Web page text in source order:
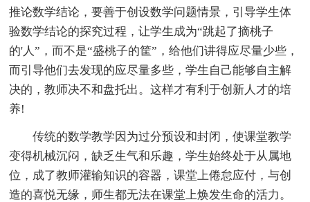
推论数学结论，要善于创设数学问题情景，引导学生体
验数学结论的探究过程，让学生成为“跳起了摘桃子
的'人”，而不是“盛桃子的筐”，给他们讲得应尽量少些，
而引导他们去发现的应尽量多些，学生自己能够自主解
决的，教师决不和盘托出。这样才有利于创新人才的培
养!
传统的数学教学因为过分预设和封闭，使课堂教学
变得机械沉闷，缺乏生气和乐趣，学生始终处于从属地
位，成了教师灌输知识的容器，课堂上倦怠应付，与创
造的喜悦无缘，师生都无法在课堂上焕发生命的活力。